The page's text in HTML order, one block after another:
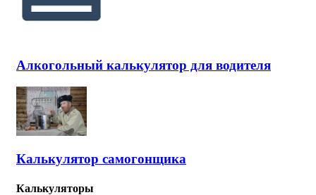
Алкогольный калькулятор для водителя
Калькулятор самогонщика
Калькуляторы